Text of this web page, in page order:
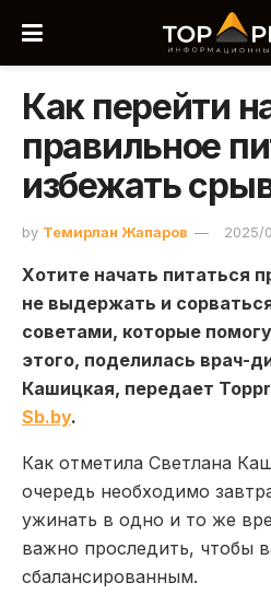
Как перейти
правильное
избежать
by Темирлан Жапаров 2025/
Хотите начать питаться
не выдержать и
советами, которые
этого, поделилась врач-
Кашицкая, передает
Sb.by.
Как отметила Светлана
очередь необходимо
ужинать в одно и то же
важно проследить, чтобы
сбалансированным.